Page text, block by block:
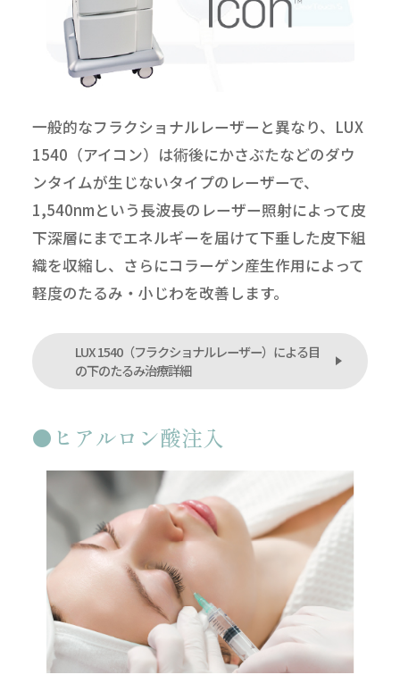
一般的なフラクショナルレーザーと異なり、LUX
1540（アイコン）は術後にかさぶたなどのダウ
ンタイムが生じないタイプのレーザーで、
1,540nmという長波長のレーザー照射によって皮
下深層にまでエネルギーを届けて下垂した皮下組
織を収縮し、さらにコラーゲン産生作用によって
軽度のたるみ・小じわを改善します。
LUX 1540（フラクショナルレーザー）による目
の下のたるみ治療詳細
ヒアルロン酸注入